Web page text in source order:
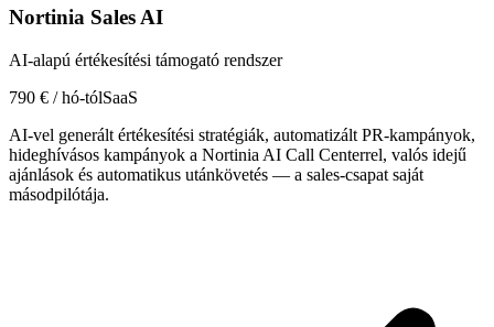
Nortinia Sales AI
AI-alapú értékesítési támogató rendszer
790 € / hó-tólSaaS
AI-vel generált értékesítési stratégiák, automatizált PR-kampányok,
hideghívásos kampányok a Nortinia AI Call Centerrel, valós idejű
ajánlások és automatikus utánkövetés — a sales-csapat saját
másodpilótája.